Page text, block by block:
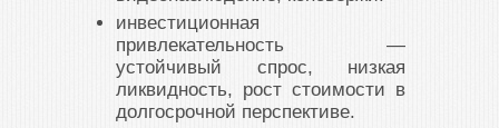
инвестиционная
привлекательность —
устойчивый спрос, низкая
ликвидность, рост стоимости в
долгосрочной перспективе.